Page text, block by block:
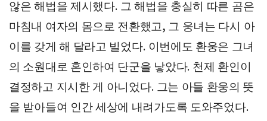
않은 해법을 제시했다. 그 해법을 충실히 따른 곰은
마침내 여자의 몸으로 전환했고, 그 웅녀는 다시 아
이를 갖게 해 달라고 빌었다. 이번에도 환웅은 그녀
의 소원대로 혼인하여 단군을 낳았다. 천제 환인이
결정하고 지시한 게 아니었다. 그는 아들 환웅의 뜻
을 받아들여 인간 세상에 내려가도록 도와주었다.